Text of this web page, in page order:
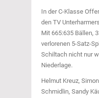
In der C-Klasse
den TV
Mit 665:635 Bällen,
verlorenen 5-Satz-
Schiltach nicht nur
Niederlage.
Helmut Kreuz,
Schmidlin, Sandy